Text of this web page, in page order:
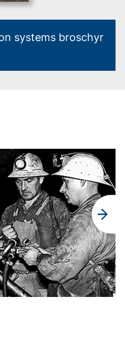
systems broschyr